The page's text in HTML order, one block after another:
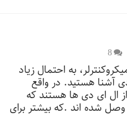
8
به احتمال زیاد
آشنا هستید. در واقع
ال ای دی ها هستند که
شده اند .که بیشتر برای